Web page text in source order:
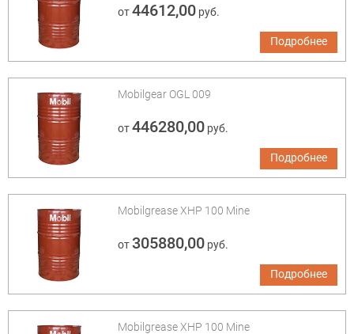
от44612,00руб.
Подробнее
Mobilgear OGL 009
от446280,00руб.
Подробнее
Mobilgrease XHP 100 Mine
от305880,00руб.
Подробнее
Mobilgrease XHP 100 Mine